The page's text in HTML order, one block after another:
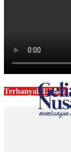
Terbanyak Dibaca